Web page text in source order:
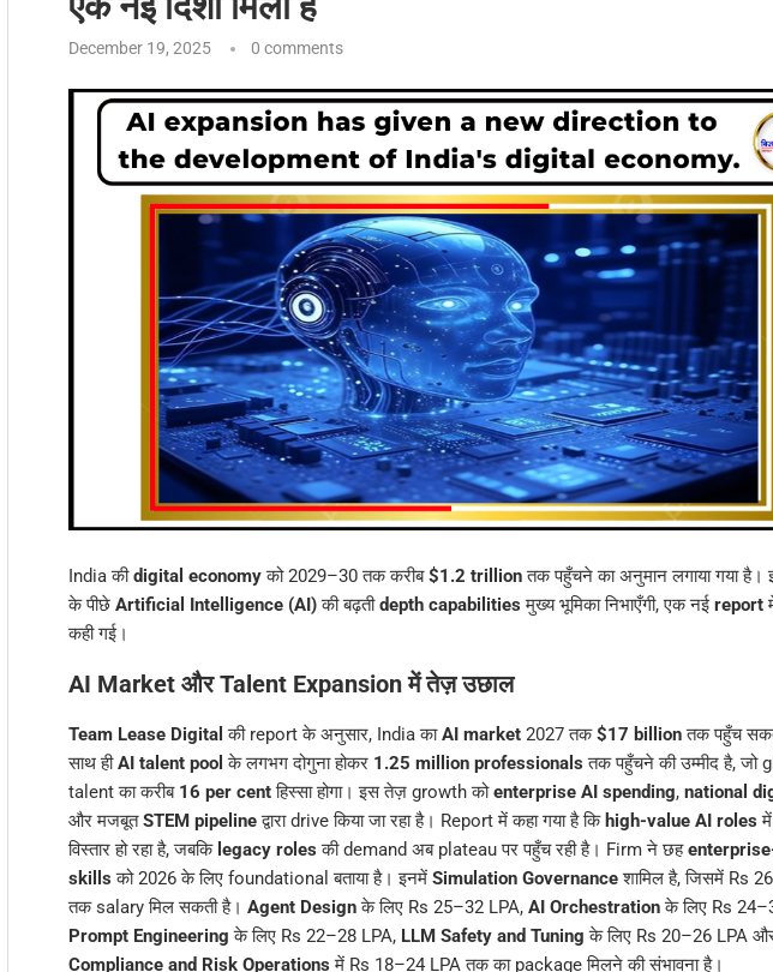
December 19, 2025 0 comments
India कीdigital economyको 2029–30 तक करीब$1.2 trillionतक पहुँचने का अनुमान लगाया गया
के पीछे Artificial Intelligence (AI)की बढ़तीdepth capabilities मुख्य भूमिका निभाएँगी, एक नई report
कही गई।
AI Market और Talent Expansion में तेज़ उछाल
Team Lease Digital की report के अनुसार, India काAI market2027 तक$17 billionतक पहुँच
साथ हीAI talent pool के लगभग दोगुना होकर 1.25 million professionals तक पहुँचने की उम्मीद है, जो
talent का करीब 16 per centहिस्सा होगा। इस तेज़ growth कोenterprise AI spending, national
और मजबूतSTEM pipelineद्वारा drive किया जा रहा है। Report में कहा गया है कि high-value AI roles
विस्तार हो रहा है, जबकि legacy roles की demand अब plateau पर पहुँच रही है। Firm ने छह
skills को 2026 के लिए foundational बताया है। इनमें Simulation Governanceशामिल है, जिसमें Rs
तक salary मिल सकती है। Agent Designके लिए Rs 25–32 LPA, AI Orchestrationके लिए Rs
Prompt Engineering के लिए Rs 22–28 LPA, LLM Safety and Tuning के लिए Rs 20–26 LPA
Compliance and Risk Operations में Rs 18–24 LPA तक का package मिलने की संभावना है।